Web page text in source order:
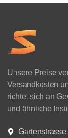
Unsere Preise
Versandkosten
richtet sich an
und ähnliche